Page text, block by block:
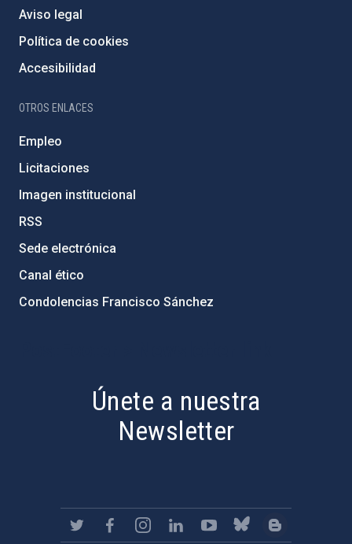
Aviso legal
Política de cookies
Accesibilidad
OTROS ENLACES
Empleo
Licitaciones
Imagen institucional
RSS
Sede electrónica
Canal ético
Condolencias Francisco Sánchez
Únete a nuestra
Newsletter